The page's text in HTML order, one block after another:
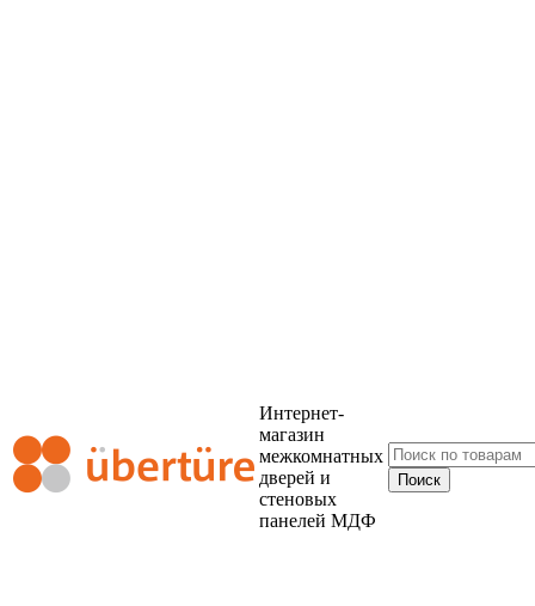
Интернет-
магазин
межкомнатных
дверей и
стеновых
панелей МДФ